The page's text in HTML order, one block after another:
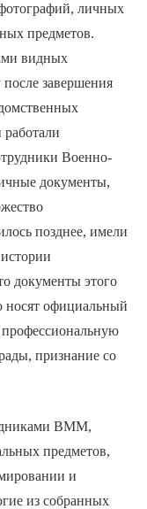
личных
предметов.
видных
завершения
Военно-
документы,
позднее, имели
документы этого
носят официальный
признание со
ВММ,
предметов,
и
из собранных